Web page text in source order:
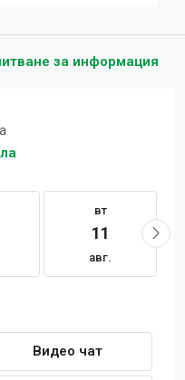
за информация
вт
11
авг.
Видео чат